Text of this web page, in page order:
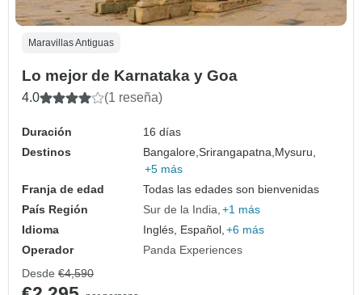
Maravillas Antiguas
Lo mejor de Karnataka y Goa
4.0 (1 reseña)
Duración
16 días
Destinos
Bangalore,Srirangapatna,Mysuru,
+5 más
Franja de edad
Todas las edades son bienvenidas
País Región
Sur de la India +1 más
Idioma
Inglés, Español, +6 más
Operador
Panda Experiences
Desde €4,590